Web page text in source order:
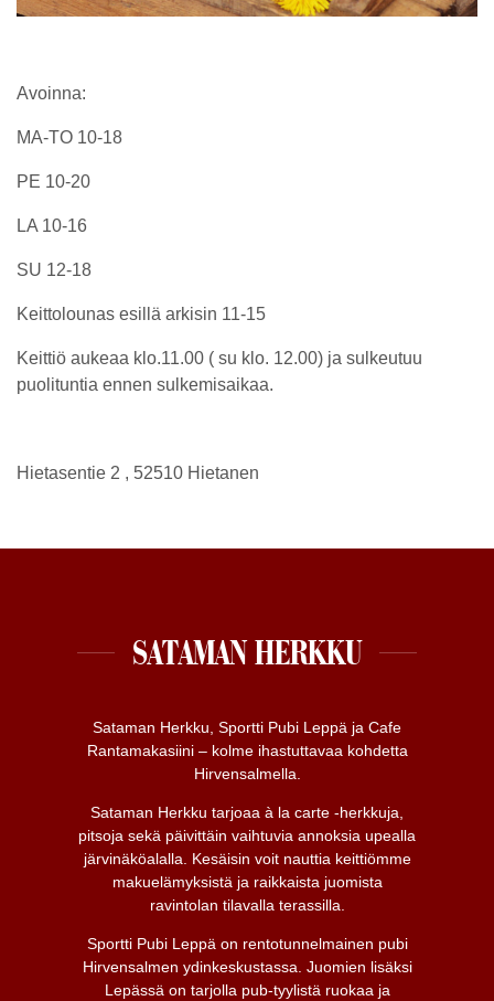
Avoinna:
MA-TO 10-18
PE 10-20
LA 10-16
SU 12-18
Keittolounas esillä arkisin 11-15
Keittiö aukeaa klo.11.00 ( su klo. 12.00) ja sulkeutuu
puolituntia ennen sulkemisaikaa.
Hietasentie 2 , 52510 Hietanen
SATAMAN HERKKU
Sataman Herkku, Sportti Pubi Leppä ja Cafe
Rantamakasiini – kolme ihastuttavaa kohdetta
Hirvensalmella.
Sataman Herkku tarjoaa à la carte -herkkuja,
pitsoja sekä päivittäin vaihtuvia annoksia upealla
järvinäköalalla. Kesäisin voit nauttia keittiömme
makuelämyksistä ja raikkaista juomista
ravintolan tilavalla terassilla.
Sportti Pubi Leppä on rentotunnelmainen pubi
Hirvensalmen ydinkeskustassa. Juomien lisäksi
Lepässä on tarjolla pub-tyylistä ruokaa ja